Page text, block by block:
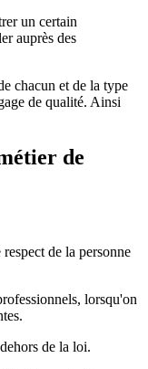
un certain
auprès des
chacun et de la type
de qualité. Ainsi
de
de la personne
lorsqu'on
de la loi.